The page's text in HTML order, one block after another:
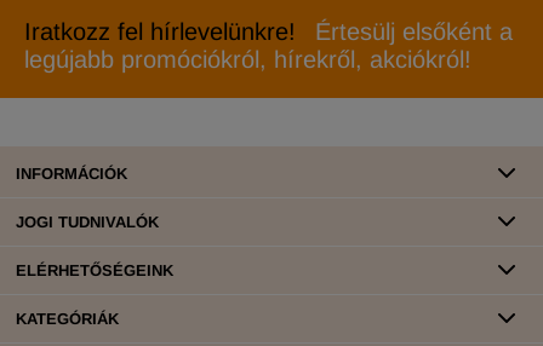
Iratkozz fel hírlevelünkre!
Értesülj elsőként a
legújabb promóciókról, hírekről, akciókról!
INFORMÁCIÓK
JOGI TUDNIVALÓK
ELÉRHETŐSÉGEINK
KATEGÓRIÁK